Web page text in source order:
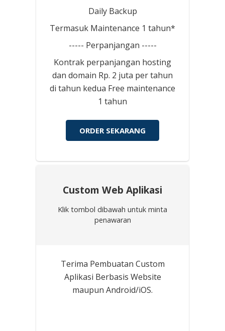
Daily Backup
Termasuk Maintenance 1 tahun*
----- Perpanjangan -----
Kontrak perpanjangan hosting
dan domain Rp. 2 juta per tahun
di tahun kedua Free maintenance
1 tahun
ORDER SEKARANG
Custom Web Aplikasi
Klik tombol dibawah untuk minta
penawaran
Terima Pembuatan Custom
Aplikasi Berbasis Website
maupun Android/iOS.